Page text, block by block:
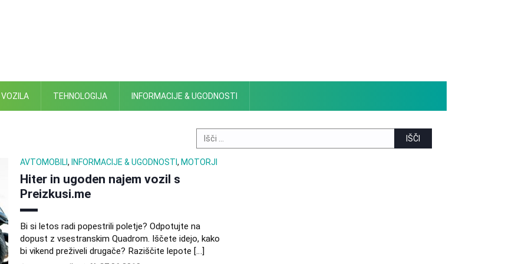
TEHNOLOGIJA INFORMACIJE & UGODNOSTI
Search
for:
AVTOMOBILI, INFORMACIJE & UGODNOSTI , MOTORJI
Hiter in ugoden najem vozil s
Preizkusi.me
Bi si letos radi popestrili poletje? Odpotujte na
dopust z vsestranskim Quadrom. Iščete idejo, kako
bi vikend preživeli drugače? Raziščite lepote […]